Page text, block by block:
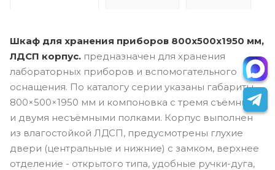
Шкаф для хранения приборов 800x500x1950 мм,
ЛДСП корпус. предназначен для хранения
лабораторных приборов и вспомогательного
оснащения. По каталогу серии указаны габариты
800×500×1950 мм и компоновка с тремя съёмными
и двумя несъёмными полками. Корпус выполнен
из влагостойкой ЛДСП, предусмотрены глухие
двери (центральные и нижние) с замком, верхнее
отделение - открытого типа, удобные ручки-дуга,